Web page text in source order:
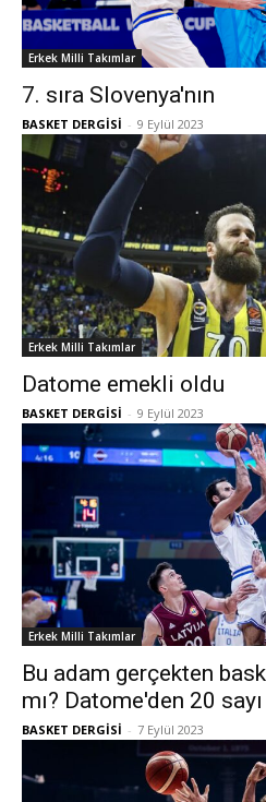
Erkek Milli Takımlar
7. sıra Slovenya'nın
BASKET DERGİSİ - 9 Eylül 2023
Erkek Milli Takımlar
Datome emekli oldu
BASKET DERGİSİ - 9 Eylül 2023
Erkek Milli Takımlar
Bu adam gerçekten
mı? Datome'den 20 sayı
BASKET DERGİSİ - 7 Eylül 2023